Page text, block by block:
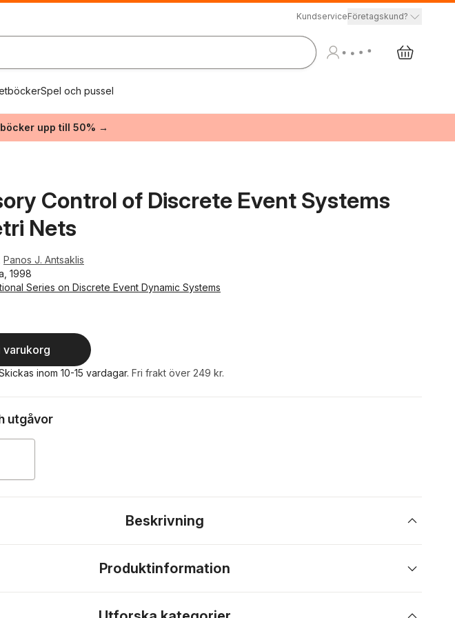
KundserviceFöretagskund?
Spel och pussel
upp till 50% →
Control of Discrete Event Systems
Nets
Panos J. Antsaklis
1998
Series on Discrete Event Dynamic Systems
varukorg
inom 10-15 vardagar. Fri frakt över 249 kr.
utgåvor
Beskrivning
Produktinformation